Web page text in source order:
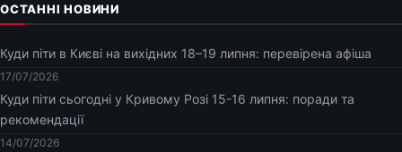
ОСТАННІ НОВИНИ
Куди піти в Києві на вихідних 18–19 липня: перевірена афіша
17/07/2026
Куди піти сьогодні у Кривому Розі 15-16 липня: поради та
рекомендації
14/07/2026